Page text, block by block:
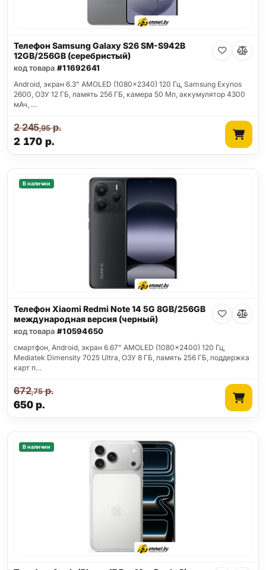
Телефон Samsung Galaxy S26 SM-S942B
12GB/256GB (серебристый)
код товара #11692641
Android, экран 6.3" AMOLED (1080x2340) 120 Гц, Samsung Exynos
2600, ОЗУ 12 ГБ, память 256 ГБ, камера 50 Мп, аккумулятор 4300
мАч, …
2 170 р.
2 245,95р.
В наличии
Телефон Xiaomi Redmi Note 14 5G 8GB/256GB
международная версия (черный)
код товара #10594650
смартфон, Android, экран 6.67" AMOLED (1080x2400) 120 Гц,
Mediatek Dimensity 7025 Ultra, ОЗУ 8 ГБ, память 256 ГБ, поддержка
карт п…
650р.
672,75р.
В наличии